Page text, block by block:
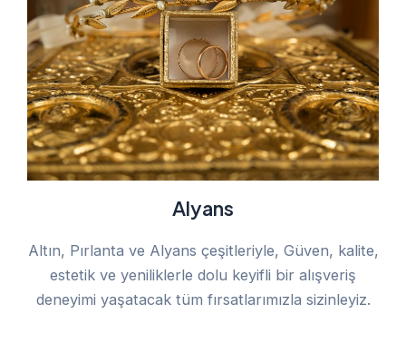
Alyans
Altın, Pırlanta ve Alyans çeşitleriyle, Güven, kalite,
estetik ve yeniliklerle dolu keyifli bir alışveriş
deneyimi yaşatacak tüm fırsatlarımızla sizinleyiz.